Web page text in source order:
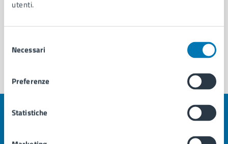
utenti.
delNecessari
Preferenze
Statistiche
Quanto sono chiare le informazioni su questa